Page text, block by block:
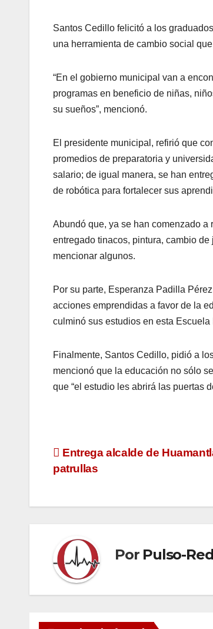
Santos Cedillo felicitó a los
una herramienta de cambio social
“En el gobierno municipal van a
programas en beneficio de niñas,
su sueños”, mencionó.
El presidente municipal, refirió que
promedios de preparatoria y
salario; de igual manera, se han
de robótica para fortalecer sus
Abundó que, ya se han comenzado
entregado tinacos, pintura, cambio
mencionar algunos.
Por su parte, Esperanza Padilla
acciones emprendidas a favor de la
culminó sus estudios en esta Escuela
Finalmente, Santos Cedillo, pidió a
mencionó que la educación no sólo
que “el estudio les abrirá las puertas
Navegación
de
entradas
Entrega alcalde de
patrullas
Por Pulso-Red